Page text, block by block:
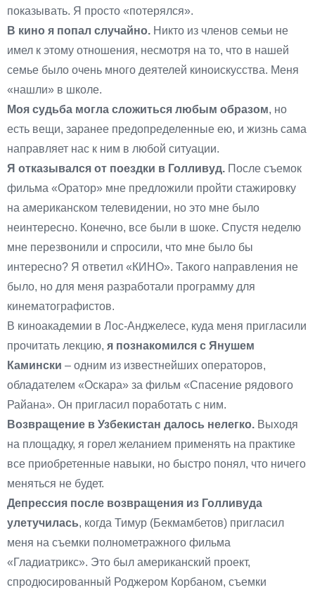
показывать. Я просто «потерялся».
В кино я попал случайно. Никто из членов семьи не
имел к этому отношения, несмотря на то, что в нашей
семье было очень много деятелей киноискусства. Меня
«нашли» в школе.
Моя судьба могла сложиться любым образом, но
есть вещи, заранее предопределенные ею, и жизнь сама
направляет нас к ним в любой ситуации.
Я отказывался от поездки в Голливуд. После съемок
фильма «Оратор» мне предложили пройти стажировку
на американском телевидении, но это мне было
неинтересно. Конечно, все были в шоке. Спустя неделю
мне перезвонили и спросили, что мне было бы
интересно? Я ответил «КИНО». Такого направления не
было, но для меня разработали программу для
кинематографистов.
В киноакадемии в Лос-Анджелесе, куда меня пригласили
прочитать лекцию, я познакомился с Янушем
Камински – одним из известнейших операторов,
обладателем «Оскара» за фильм «Спасение рядового
Райана». Он пригласил поработать с ним.
Возвращение в Узбекистан далось нелегко. Выходя
на площадку, я горел желанием применять на практике
все приобретенные навыки, но быстро понял, что ничего
меняться не будет.
Депрессия после возвращения из Голливуда
улетучилась, когда Тимур (Бекмамбетов) пригласил
меня на съемки полнометражного фильма
«Гладиатрикс». Это был американский проект,
спродюсированный Роджером Корбаном, съемки